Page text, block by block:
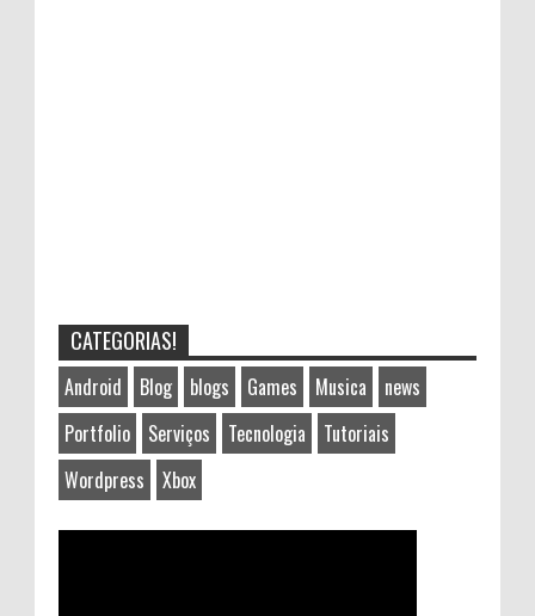
CATEGORIAS!
Android Blog blogs Games Musica
news
Portfolio
Serviços Tecnologia
Tutoriais
Wordpress
Xbox